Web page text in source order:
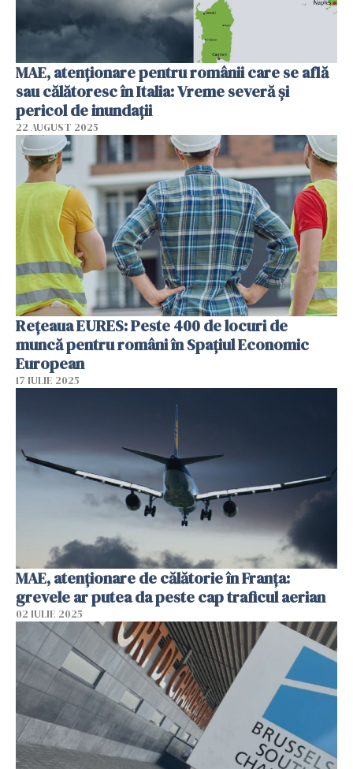
MAE, atenționare pentru românii care se află
sau călătoresc în Italia: Vreme severă și
pericol de inundații
22 AUGUST 2025
Rețeaua EURES: Peste 400 de locuri de
muncă pentru români în Spațiul Economic
European
17 IULIE 2025
MAE, atenţionare de călătorie în Franţa:
grevele ar putea da peste cap traficul aerian
02 IULIE 2025